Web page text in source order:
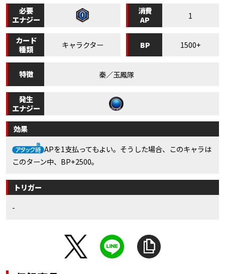
必要
エナジー
消費
AP
1
カード
種類
キャラクター BP 1500+
特徴 秦／玉鳳隊
発生
エナジー
効果
APを1支払ってもよい。そうした場合、このキャラは
このターン中、BP+2500。
トリガー
-